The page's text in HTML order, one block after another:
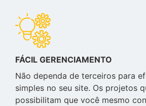
FÁCIL GERENCIAMENTO
Não dependa de terceiros para
simples no seu site. Os projetos
possibilitam que você mesmo